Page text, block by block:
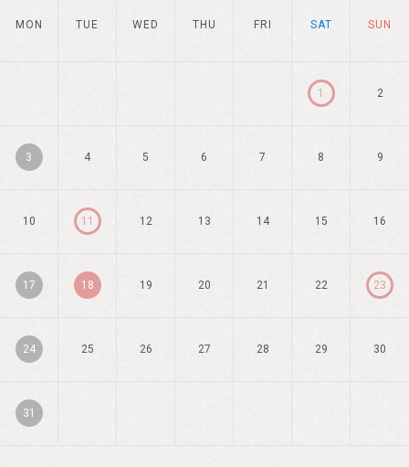
MON TUE WED THU FRI SAT SUN
1 2
3 4 5 6 7 8 9
10 11 12 13 14 15 16
17 18 19 20 21 22 23
24 25 26 27 28 29 30
31